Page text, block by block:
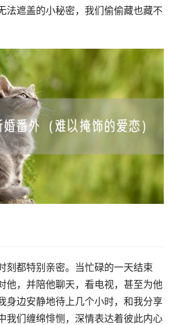
法遮盖的小秘密，我们偷偷藏也藏不
刻都特别亲密。当忙碌的一天结束
他，并陪他聊天，看电视，甚至为他
身边安静地待上几个小时，和我分享
我们缠绵悱恻，深情表达着彼此内心